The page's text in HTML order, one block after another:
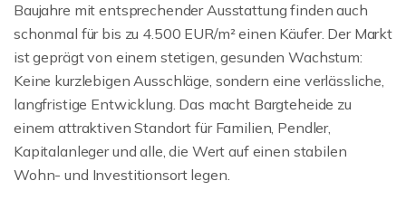
Baujahre mit entsprechender Ausstattung finden auch
schonmal für bis zu 4.500 EUR/m² einen Käufer. Der Markt
ist geprägt von einem stetigen, gesunden Wachstum:
Keine kurzlebigen Ausschläge, sondern eine verlässliche,
langfristige Entwicklung. Das macht Bargteheide zu
einem attraktiven Standort für Familien, Pendler,
Kapitalanleger und alle, die Wert auf einen stabilen
Wohn- und Investitionsort legen.